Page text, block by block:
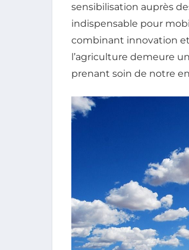
sensibilisation auprès
indispensable pour
combinant innovation
l’agriculture demeure
prenant soin de notre